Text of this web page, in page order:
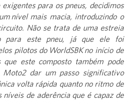
para os pneus, decidimos
nível mais macia, introduzindo o
Não se trata de uma estreia
para este pneu, já que ele foi
pilotos do WorldSBK no início de
que este composto também pode
dar um passo significativo
volta rápida quanto no ritmo de
de aderência que é capaz de